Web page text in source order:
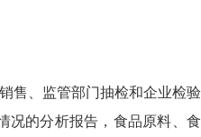
售、监管部门抽检和企业检验
况的分析报告，食品原料、食